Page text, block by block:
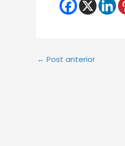
← Post anterior